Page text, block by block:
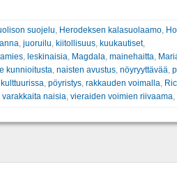
suojelu, Herodeksen kalasuolaamo,
, juoruilu, kiitollisuus, kuukautiset,
, leskinaisia, Magdala, mainehaitta,
kunnioitusta, naisten avustus, nöyryyttävää,
, pöyristys, rakkauden voimalla,
varakkaita naisia, vieraiden voimien riivaama,